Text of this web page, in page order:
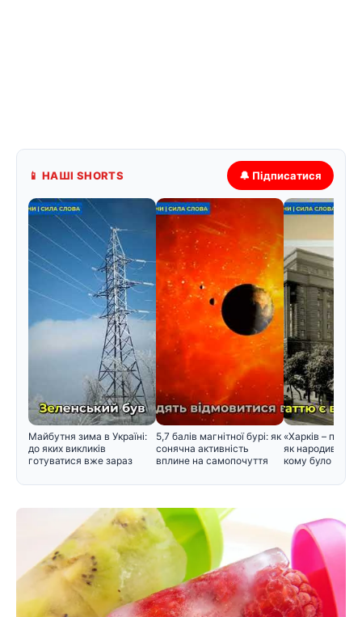
📱 НАШІ SHORTS 🔔 Підписатися
Майбутня зима в Україні:
до яких викликів
готуватися вже зараз
5,7 балів магнітної бурі: як
сонячна активність
вплине на самопочуття
«Харків –
як народився
кому було